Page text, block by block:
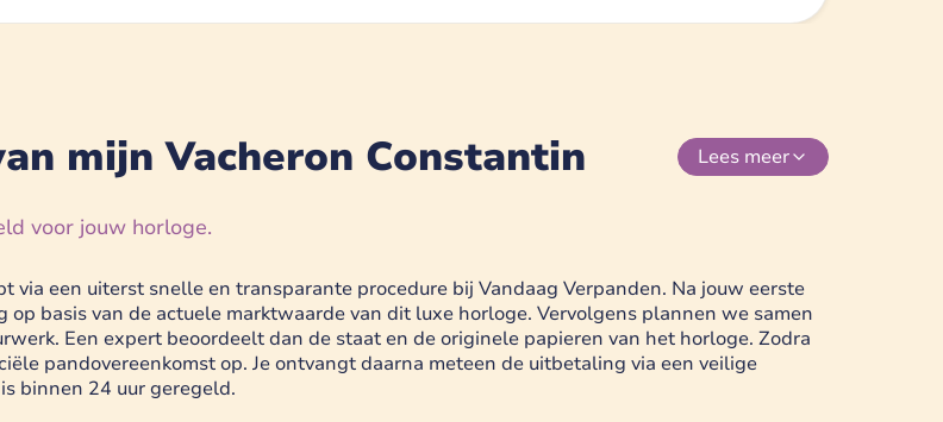
mijn Vacheron Constantin
voor jouw horloge.
Lees meer
via een uiterst snelle en transparante procedure bij Vandaag Verpanden. Na jouw eerste
basis van de actuele marktwaarde van dit luxe horloge. Vervolgens plannen we samen
Een expert beoordeelt dan de staat en de originele papieren van het horloge. Zodra
pandovereenkomst op. Je ontvangt daarna meteen de uitbetaling via een veilige
binnen 24 uur geregeld.